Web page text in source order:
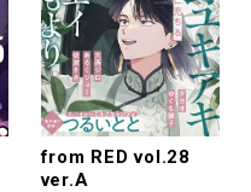
from RED vol.28
ver.A